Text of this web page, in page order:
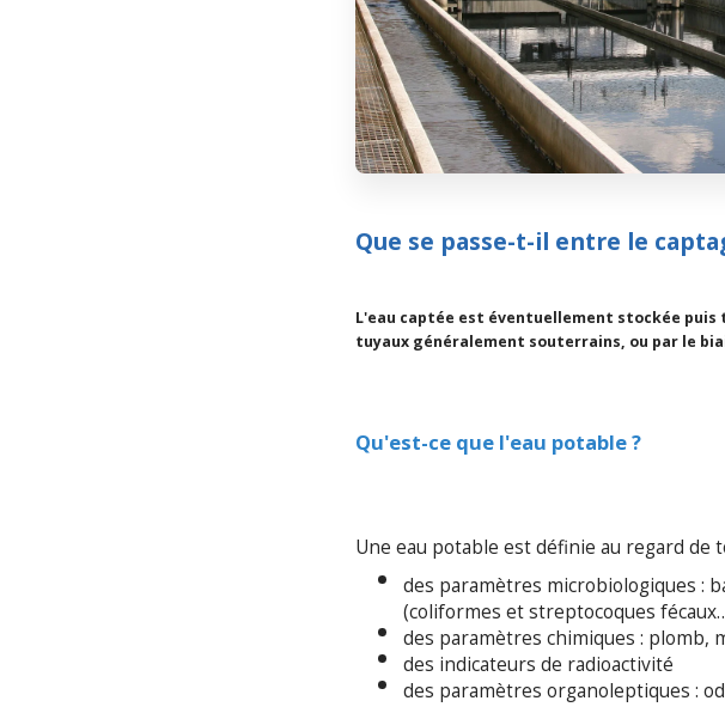
Que se passe-t-il entre le
L'eau captée est éventuellement stockée
tuyaux généralement souterrains, ou par le
Qu'est-ce que l'eau potable ?
Une eau potable est définie au regard de
des paramètres microbiologiques :
(coliformes et streptocoques
des paramètres chimiques : plomb,
des indicateurs de radioactivité
des paramètres organoleptiques :